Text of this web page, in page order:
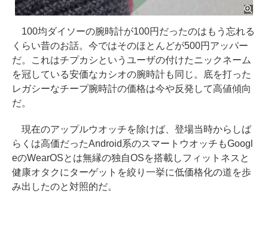
100均ダイソーの腕時計が100円だったのはもう忘れる
くらい昔のお話。今ではそのほとんどが500円アッパー
だ。これはチプカシというユーザの付けたニックネーム
を冠している安価なカシオの腕時計も同じ。底を打った
レガシーなチープ腕時計の価格は今や反発して高値傾向
だ。
現在のアップルウオッチを除けば、登場当時からしば
らくは高価だったAndroid系のスマートウオッチもGoogl
eのWearOSとは無縁の独自OSを搭載しフィットネスと
健康オタクにターゲットを絞り一挙に低価格化の道を歩
み出したのと対照的だ。